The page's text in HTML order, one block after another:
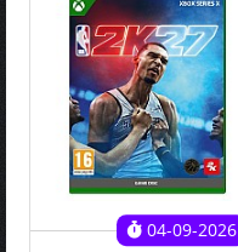
04-09-2026